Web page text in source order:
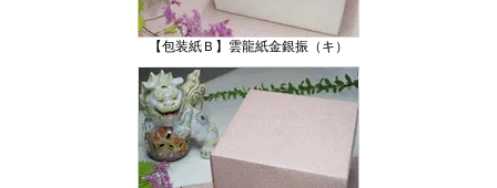
【包装紙Ｂ】雲龍紙金銀振（キ）